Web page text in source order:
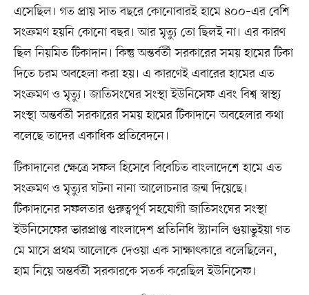
এসেছিল। গত প্রায় সাত বছরে কোনোবারই হামে ৪০০–এর বেশি
সংক্রমণ হয়নি কোনো বছর। আর মৃত্যু তো ছিলই না। এর কারণ
ছিল নিয়মিত টিকাদান। কিন্তু অন্তর্বর্তী সরকারের সময় হামের টিকা
দিতে চরম অবহেলা করা হয়। এ কারণেই এবারের হামের এত
সংক্রমণ ও মৃত্যু। জাতিসংঘের সংস্থা ইউনিসেফ এবং বিশ্ব স্বাস্থ্য
সংস্থা অন্তর্বর্তী সরকারের সময় হামের টিকাদানে অবহেলার কথা
বলেছে তাদের একাধিক প্রতিবেদনে।
টিকাদানের ক্ষেত্রে সফল হিসেবে বিবেচিত বাংলাদেশে হামে এত
সংক্রমণ ও মৃত্যুর ঘটনা নানা আলোচনার জন্ম দিয়েছে।
টিকাদানের সফলতার গুরুত্বপূর্ণ সহযোগী জাতিসংঘের সংস্থা
ইউনিসেফের ভারপ্রাপ্ত বাংলাদেশ প্রতিনিধি স্ট্যানলি গুয়াভুইয়া গত
মে মাসে প্রথম আলোকে দেওয়া এক সাক্ষাৎকারে বলেছিলেন,
হাম নিয়ে অন্তর্বর্তী সরকারকে সতর্ক করেছিল ইউনিসেফ।